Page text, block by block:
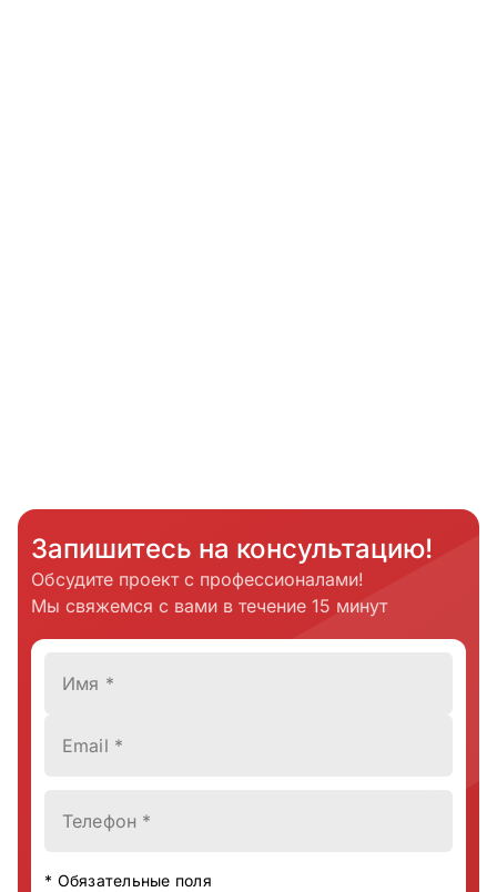
Запишитесь на консультацию!
Обсудите проект с профессионалами!
Мы свяжемся с вами в течение 15 минут
Имя *
Email *
Телефон *
* Обязательные поля